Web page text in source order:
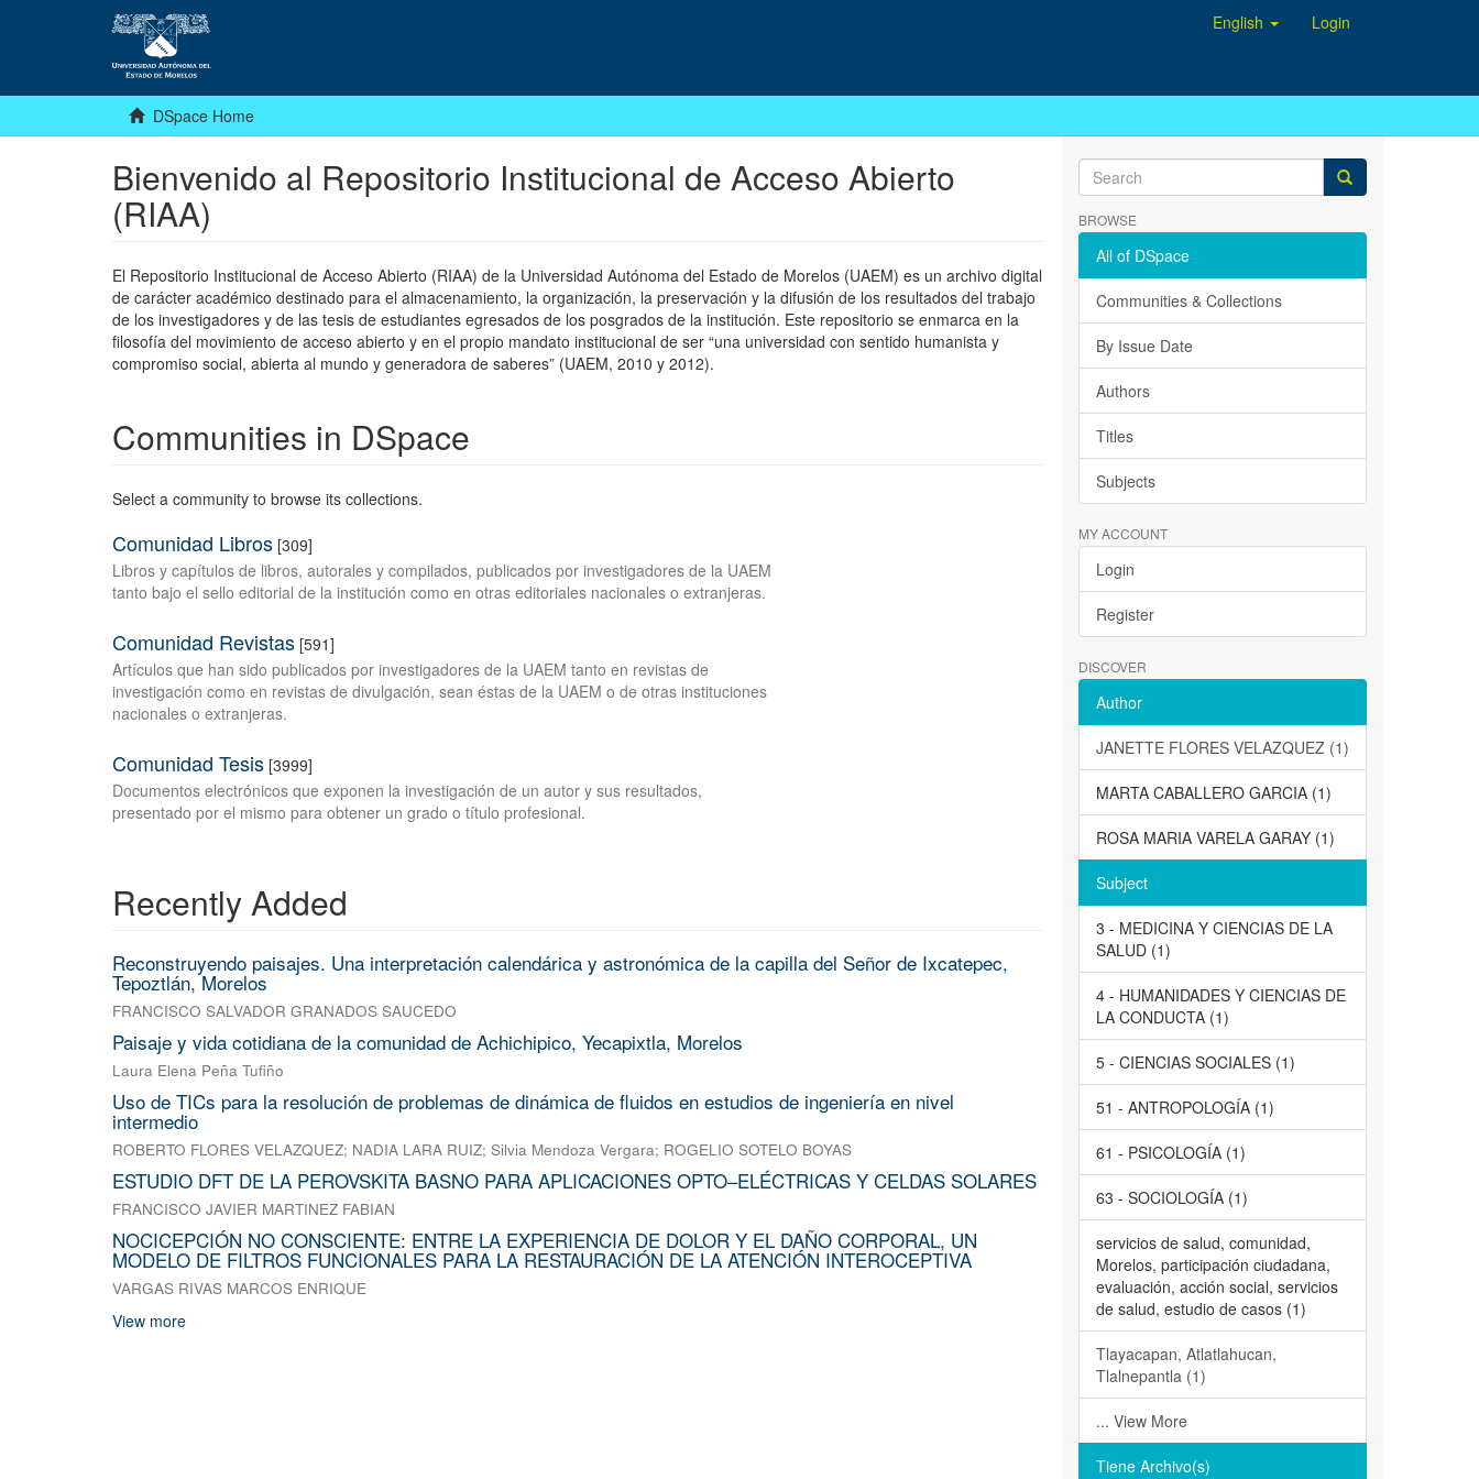
English Login
DSpace Home
Bienvenido al Repositorio Institucional de Acceso Abierto
(RIAA)
El Repositorio Institucional de Acceso Abierto (RIAA) de la Universidad Autónoma del Estado de Morelos (UAEM) es un archivo digital
de carácter académico destinado para el almacenamiento, la organización, la preservación y la difusión de los resultados del trabajo
de los investigadores y de las tesis de estudiantes egresados de los posgrados de la institución. Este repositorio se enmarca en la
filosofía del movimiento de acceso abierto y en el propio mandato institucional de ser “una universidad con sentido humanista y
compromiso social, abierta al mundo y generadora de saberes” (UAEM, 2010 y 2012).
Communities in DSpace
Select a community to browse its collections.
Comunidad Libros [309]
Libros y capítulos de libros, autorales y compilados, publicados por investigadores de la UAEM
tanto bajo el sello editorial de la institución como en otras editoriales nacionales o extranjeras.
Comunidad Revistas [591]
Artículos que han sido publicados por investigadores de la UAEM tanto en revistas de
investigación como en revistas de divulgación, sean éstas de la UAEM o de otras instituciones
nacionales o extranjeras.
Comunidad Tesis [3999]
Documentos electrónicos que exponen la investigación de un autor y sus resultados,
presentado por el mismo para obtener un grado o título profesional.
Recently Added
Reconstruyendo paisajes. Una interpretación calendárica y astronómica de la capilla del Señor de Ixcatepec,
Tepoztlán, Morelos
FRANCISCO SALVADOR GRANADOS SAUCEDO
Paisaje y vida cotidiana de la comunidad de Achichipico, Yecapixtla, Morelos
Laura Elena Peña Tufiño
Uso de TICs para la resolución de problemas de dinámica de fluidos en estudios de ingeniería en nivel
intermedio
ROBERTO FLORES VELAZQUEZ; NADIA LARA RUIZ; Silvia Mendoza Vergara; ROGELIO SOTELO BOYAS
ESTUDIO DFT DE LA PEROVSKITA BASNO PARA APLICACIONES OPTO–ELÉCTRICAS Y CELDAS SOLARES
FRANCISCO JAVIER MARTINEZ FABIAN
NOCICEPCIÓN NO CONSCIENTE: ENTRE LA EXPERIENCIA DE DOLOR Y EL DAÑO CORPORAL, UN
MODELO DE FILTROS FUNCIONALES PARA LA RESTAURACIÓN DE LA ATENCIÓN INTEROCEPTIVA
VARGAS RIVAS MARCOS ENRIQUE
View more
BROWSE
All of DSpace
Communities & Collections
By Issue Date
Authors
Titles
Subjects
MY ACCOUNT
Login
Register
DISCOVER
Author
JANETTE FLORES VELAZQUEZ (1)
MARTA CABALLERO GARCIA (1)
ROSA MARIA VARELA GARAY (1)
Subject
3 - MEDICINA Y CIENCIAS DE LA
SALUD (1)
4 - HUMANIDADES Y CIENCIAS DE
LA CONDUCTA (1)
5 - CIENCIAS SOCIALES (1)
51 - ANTROPOLOGÍA (1)
61 - PSICOLOGÍA (1)
63 - SOCIOLOGÍA (1)
servicios de salud, comunidad,
Morelos, participación ciudadana,
evaluación, acción social, servicios
de salud, estudio de casos (1)
Tlayacapan, Atlatlahucan,
Tlalnepantla (1)
... View More
Tiene Archivo(s)